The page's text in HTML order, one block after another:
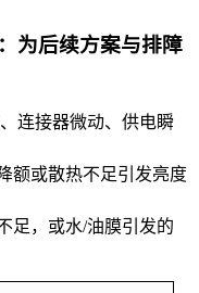
为后续方案与排障
连接器微动、供电瞬
额或散热不足引发亮度
足，或水/油膜引发的